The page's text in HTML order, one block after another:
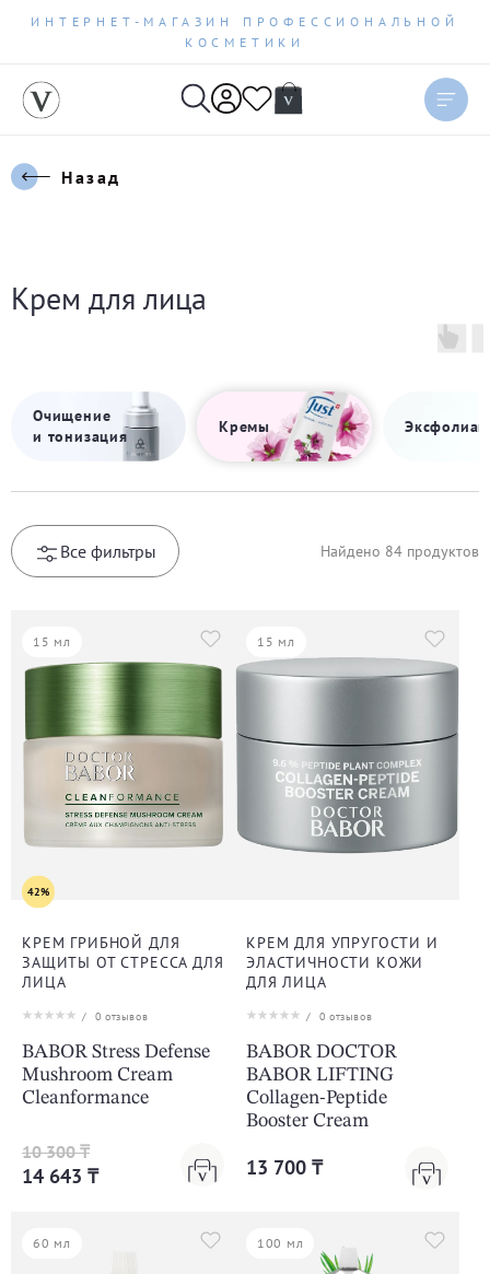
ИНТЕРНЕТ-МАГАЗИН ПРОФЕССИОНАЛЬНОЙ
КОСМЕТИКИ
Назад
Крем для лица
Очищение
и тонизация
Кремы
Все фильтры Найдено 84 продуктов
15 мл
42%
КРЕМ ГРИБНОЙ ДЛЯ
ЗАЩИТЫ ОТ СТРЕССА ДЛЯ
ЛИЦА
/ 0 отзывов
BABOR Stress Defense
Mushroom Cream
Cleanformance
10 300 ₸
14 643 ₸
15 мл
КРЕМ ДЛЯ УПРУГОСТИ И
ЭЛАСТИЧНОСТИ КОЖИ
ДЛЯ ЛИЦА
/ 0 отзывов
BABOR DOCTOR
BABOR LIFTING
Collagen-Peptide
Booster Cream
13 700 ₸
60 мл 100 мл